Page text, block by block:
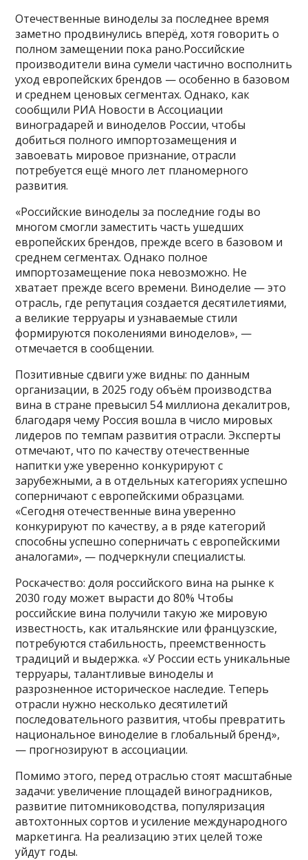
Отечественные виноделы за последнее время
заметно продвинулись вперёд, хотя говорить о
полном замещении пока рано.Российские
производители вина сумели частично восполнить
уход европейских брендов — особенно в базовом
и среднем ценовых сегментах. Однако, как
сообщили РИА Новости в Ассоциации
виноградарей и виноделов России, чтобы
добиться полного импортозамещения и
завоевать мировое признание, отрасли
потребуется ещё много лет планомерного
развития.
«Российские виноделы за последние годы во
многом смогли заместить часть ушедших
европейских брендов, прежде всего в базовом и
среднем сегментах. Однако полное
импортозамещение пока невозможно. Не
хватает прежде всего времени. Виноделие — это
отрасль, где репутация создается десятилетиями,
а великие терруары и узнаваемые стили
формируются поколениями виноделов», —
отмечается в сообщении.
Позитивные сдвиги уже видны: по данным
организации, в 2025 году объём производства
вина в стране превысил 54 миллиона декалитров,
благодаря чему Россия вошла в число мировых
лидеров по темпам развития отрасли. Эксперты
отмечают, что по качеству отечественные
напитки уже уверенно конкурируют с
зарубежными, а в отдельных категориях успешно
соперничают с европейскими образцами.
«Сегодня отечественные вина уверенно
конкурируют по качеству, а в ряде категорий
способны успешно соперничать с европейскими
аналогами», — подчеркнули специалисты.
Роскачество: доля российского вина на рынке к
2030 году может вырасти до 80% Чтобы
российские вина получили такую же мировую
известность, как итальянские или французские,
потребуются стабильность, преемственность
традиций и выдержка. «У России есть уникальные
терруары, талантливые виноделы и
разрозненное историческое наследие. Теперь
отрасли нужно несколько десятилетий
последовательного развития, чтобы превратить
национальное виноделие в глобальный бренд»,
— прогнозируют в ассоциации.
Помимо этого, перед отраслью стоят масштабные
задачи: увеличение площадей виноградников,
развитие питомниководства, популяризация
автохтонных сортов и усиление международного
маркетинга. На реализацию этих целей тоже
уйдут годы.